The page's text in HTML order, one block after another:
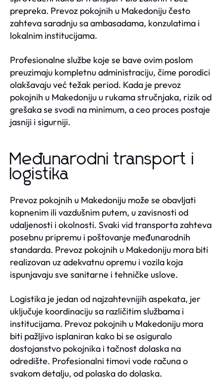
prepreka. Prevoz pokojnih u Makedoniju često
zahteva saradnju sa ambasadama, konzulatima i
lokalnim institucijama.
Profesionalne službe koje se bave ovim poslom
preuzimaju kompletnu administraciju, čime porodici
olakšavaju već težak period. Kada je prevoz
pokojnih u Makedoniju u rukama stručnjaka, rizik od
grešaka se svodi na minimum, a ceo proces postaje
jasniji i sigurniji.
Međunarodni transport i
logistika
Prevoz pokojnih u Makedoniju može se obavljati
kopnenim ili vazdušnim putem, u zavisnosti od
udaljenosti i okolnosti. Svaki vid transporta zahteva
posebnu pripremu i poštovanje međunarodnih
standarda. Prevoz pokojnih u Makedoniju mora biti
realizovan uz adekvatnu opremu i vozila koja
ispunjavaju sve sanitarne i tehničke uslove.
Logistika je jedan od najzahtevnijih aspekata, jer
uključuje koordinaciju sa različitim službama i
institucijama. Prevoz pokojnih u Makedoniju mora
biti pažljivo isplaniran kako bi se osiguralo
dostojanstvo pokojnika i tačnost dolaska na
odredište. Profesionalni timovi vode računa o
svakom detalju, od polaska do dolaska.